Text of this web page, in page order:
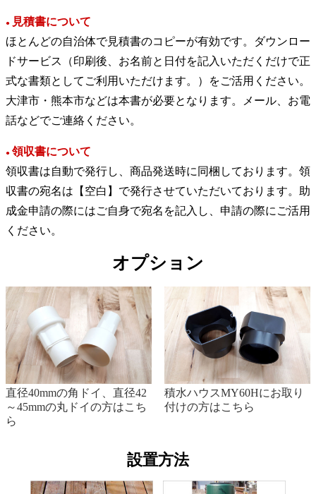
●
見積書について
ほとんどの自治体で見積書のコピーが有効です。ダウンロー
ドサービス（印刷後、お名前と日付を記入いただくだけで正
式な書類としてご利用いただけます。）をご活用ください。
大津市・熊本市などは本書が必要となります。メール、お電
話などでご連絡ください。
● 領収書について
領収書は自動で発行し、商品発送時に同梱しております。領
収書の宛名は【空白】で発行させていただいております。助
成金申請の際にはご自身で宛名を記入し、申請の際にご活用
ください。
オプション
直径40mmの角ドイ、直径42
～45mmの丸ドイの方はこち
ら
積水ハウスMY60Hにお取り
付けの方はこちら
設置方法